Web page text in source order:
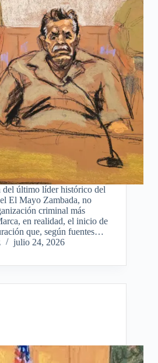
del último líder histórico del
El Mayo Zambada, no
criminal más
en realidad, el inicio de
que, según fuentes…
julio 24, 2026